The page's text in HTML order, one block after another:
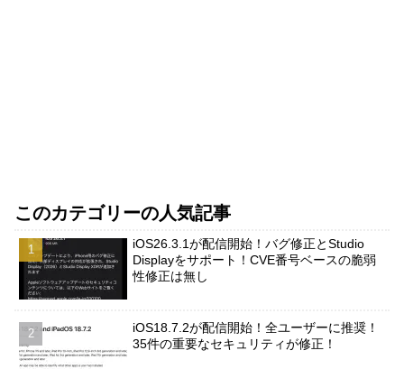
このカテゴリーの人気記事
iOS26.3.1が配信開始！バグ修正とStudio
Displayをサポート！CVE番号ベースの脆弱
性修正は無し
iOS18.7.2が配信開始！全ユーザーに推奨！
35件の重要なセキュリティが修正！